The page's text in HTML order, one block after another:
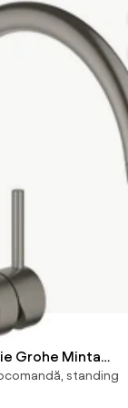
Grohe Minta
periat Hard
standing